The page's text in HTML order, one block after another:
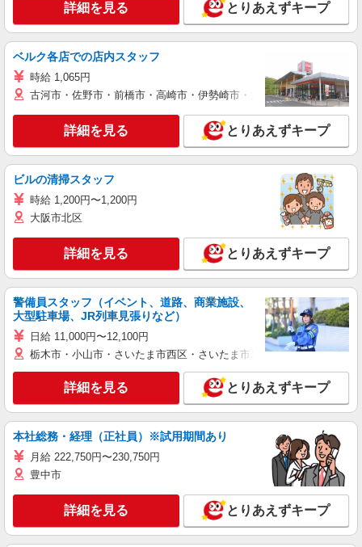
詳細を見る とりあえずキープ
ベルク各店での店内スタッフ
時給 1,065円
古河市・佐野市・前橋市・高崎市・伊勢崎市・太田市・館林市・藤
詳細を見る とりあえずキープ
ビルの清掃スタッフ
時給 1,200円〜1,200円
大阪市北区
詳細を見る とりあえずキープ
警備員スタッフ（イベント、道路、商業施設、
大型駐車場、JR列車見張りなど）
日給 11,000円〜12,100円
栃木市・小山市・さいたま市西区・さいたま市岩槻区・久喜市・蓮田
詳細を見る とりあえずキープ
本社総務・経理（正社員）※試用期間あり
月給 222,750円〜230,750円
豊中市
詳細を見る とりあえずキープ